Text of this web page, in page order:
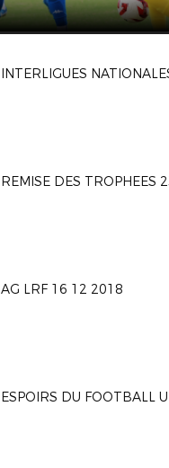
AG LRF 16 12 2018
ESPOIRS DU FOOTBALL